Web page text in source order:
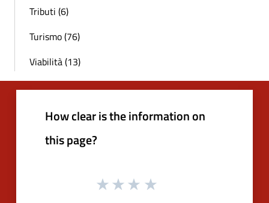
Tributi (6)
Turismo (76)
Viabilità (13)
How clear is the information on
this page?